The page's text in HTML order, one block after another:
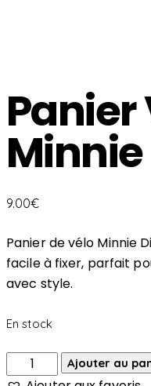
Panier
Minnie
9.00€
Panier de vélo Minnie
facile à fixer, parfait
avec style.
En stock
Ajouter au